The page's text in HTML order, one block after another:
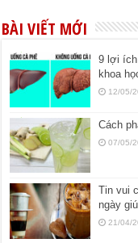
BÀI VIẾT MỚI
9 lợi
khoa
12/05/
Cách
07/05/
Tin vui
ngày
21/04/